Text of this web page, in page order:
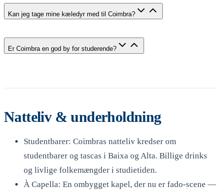
Kan jeg tage mine kæledyr med til Coimbra?
Er Coimbra en god by for studerende?
Natteliv & underholdning
Studentbarer: Coimbras natteliv kredser om
studentbarer og tascas i Baixa og Alta. Billige drinks
og livlige folkemængder i studietiden.
À Capella: En ombygget kapel, der nu er fado-scene —